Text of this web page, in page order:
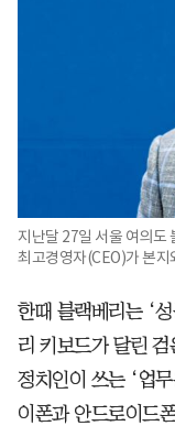
지난달 27일 서울 여의도
최고경영자(CEO)가 본지
한때 블랙베리는 ‘
리 키보드가 달린
정치인이 쓰는 ‘업
이폰과 안드로이드